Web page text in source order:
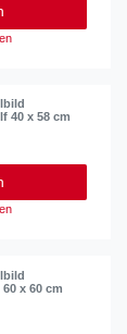
40 x 58 cm
x 60 cm